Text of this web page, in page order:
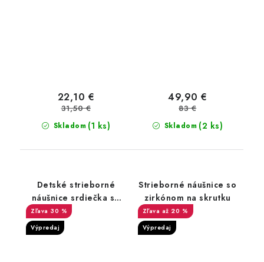
Skladom (1 ks)
22,10 €
31,50 €
Skladom (2 ks)
49,90 €
83 €
Detské strieborné
náušnice srdiečka so
zirkónom
30 %
Výpredaj
Strieborné náušnice so
zirkónom na skrutku
až 20 %
Výpredaj